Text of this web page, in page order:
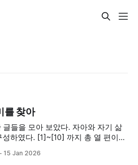
를 찾아
들을 모아 보았다. 자아와 자기 삶
하였다. [1]~[10] 까지 총 열 편이
15 Jan 2026